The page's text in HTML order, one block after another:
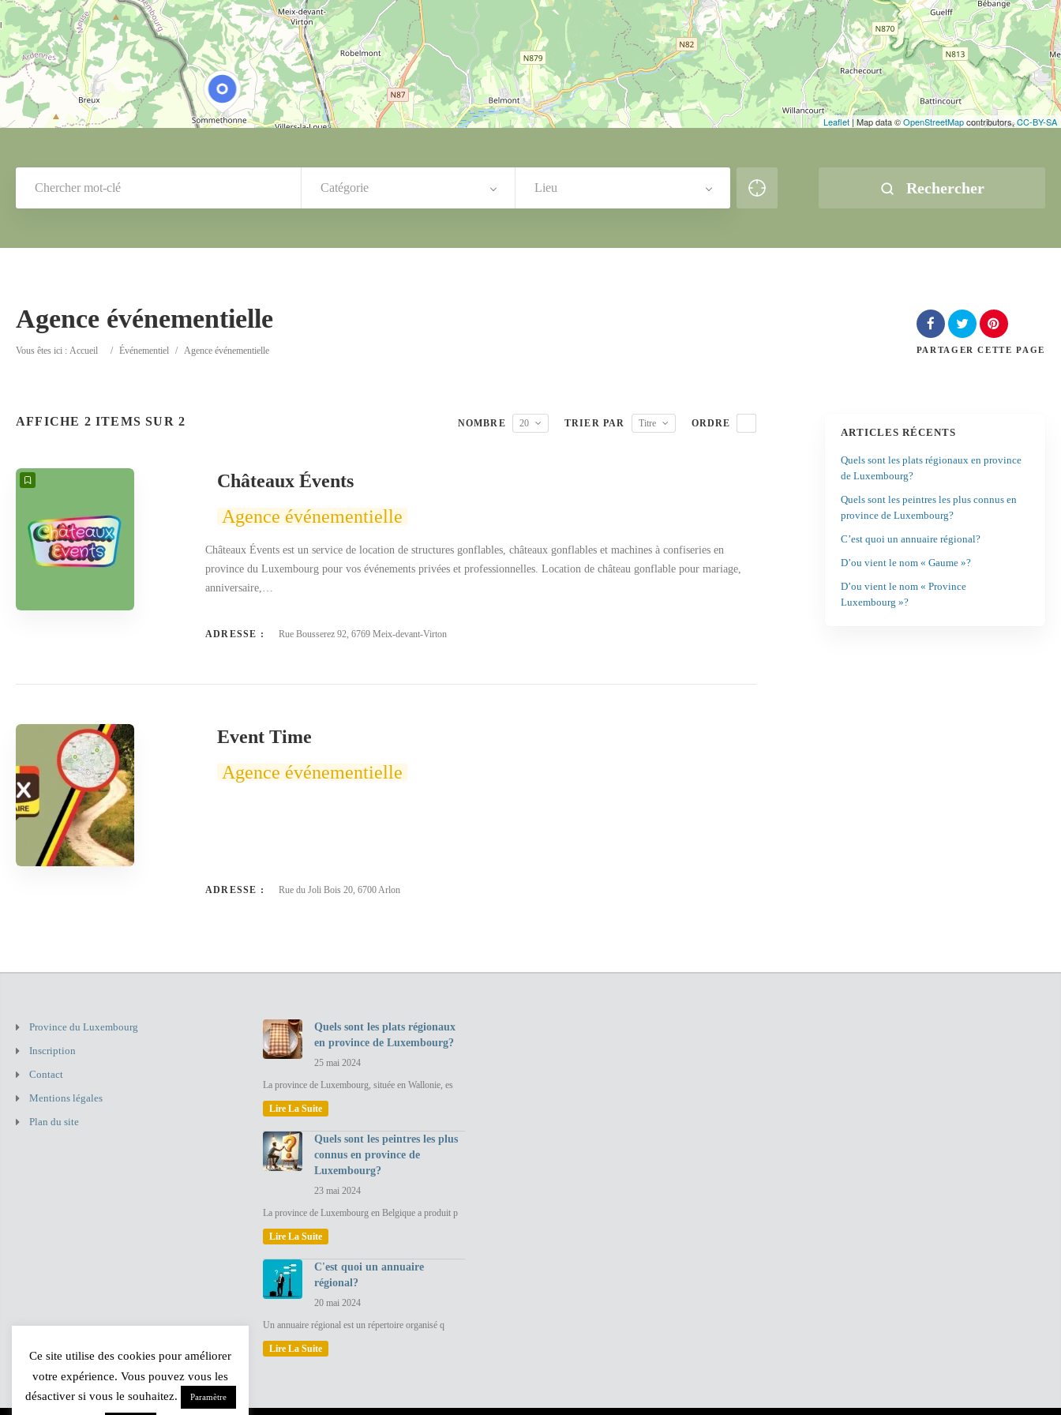
Leaflet| Map data ©OpenStreetMapcontributors,CC-BY-SA
Catégorie Lieu Rechercher
Agence événementielle
Vous êtes ici : Accueil / Événementiel / Agence événementielle PARTAGER CETTE PAGE
AFFICHE 2 ITEMS SUR 2 NOMBRE 20 TRIER PAR Titre ORDRE
Châteaux Évents
Agence événementielle
Châteaux Évents est un service de location de structures gonflables, châteaux gonflables et machines à confiseries en
province du Luxembourg pour vos événements privées et professionnelles. Location de château gonflable pour mariage,
anniversaire,…
ADRESSE : Rue Bousserez 92, 6769 Meix-devant-Virton
Event Time
Agence événementielle
ADRESSE : Rue du Joli Bois 20, 6700 Arlon
ARTICLES RÉCENTS
Quels sont les plats régionaux en province
de Luxembourg?
Quels sont les peintres les plus connus en
province de Luxembourg?
C’est quoi un annuaire régional?
D’ou vient le nom « Gaume »?
D’ou vient le nom « Province
Luxembourg »?
Province du Luxembourg
Inscription
Contact
Mentions légales
Plan du site
Quels sont les plats régionaux
en province de Luxembourg?
25 mai 2024
La province de Luxembourg, située en Wallonie, es
Lire La Suite
Quels sont les peintres les plus
connus en province de
Luxembourg?
23 mai 2024
La province de Luxembourg en Belgique a produit p
Lire La Suite
C'est quoi un annuaire
régional?
20 mai 2024
Un annuaire régional est un répertoire organisé q
Lire La Suite
Ce site utilise des cookies pour améliorer
votre expérience. Vous pouvez vous les
désactiver si vous le souhaitez.
Paramètre